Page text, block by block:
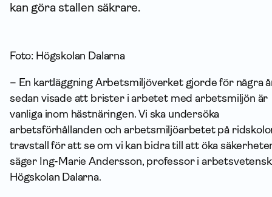
kan göra stallen säkrare.
Foto: Högskolan Dalarna
– En kartläggning Arbetsmiljöverket gjorde för några
sedan visade att brister i arbetet med arbetsmiljön är
vanliga inom hästnäringen. Vi ska undersöka
arbetsförhållanden och arbetsmiljöarbetet på
travstall för att se om vi kan bidra till att öka
säger Ing-Marie Andersson, professor i
Högskolan Dalarna.